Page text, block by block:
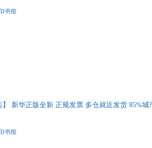
书馆
新华正版全新 正规发票 多仓就近发货 85%城
书馆